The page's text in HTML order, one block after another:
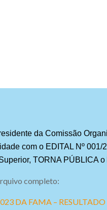
da Comissão
com o EDITAL Nº 001/
, TORNA PÚBLICAo
completo:
DA FAMA –